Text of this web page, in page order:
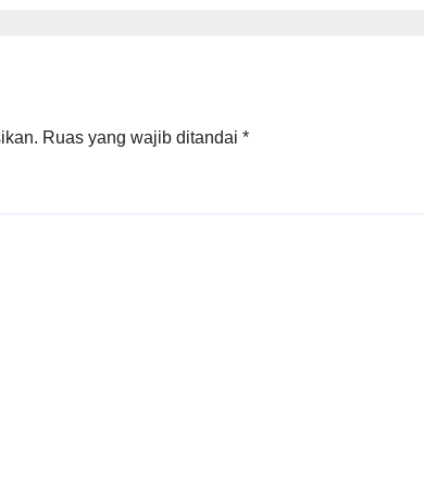
Ruas yang wajib ditandai *